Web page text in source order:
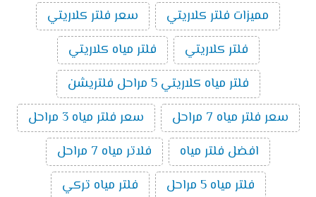
مميزات فلتر كلاريتي
سعر فلتر كلاريتي
فلتر كلاريتي
فلتر مياه كلاريتي
فلتر مياه كلاريتي 5 مراحل فلتريشن
سعر فلتر مياه 7 مراحل
سعر فلتر مياه 3 مراحل
افضل فلتر مياه
فلاتر مياه 7 مراحل
فلتر مياه 5 مراحل
فلتر مياه تركي